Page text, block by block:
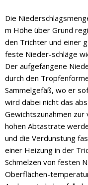
Die
m Höhe über Grund
den Trichter und einer
feste Nieder-schläge
Der aufgefangene
durch den
Sammelgefäß, wo er
wird dabei nicht das
Gewichtszunahmen
hohen Abtastrate
und die Verdunstung
einer Heizung in der
Schmelzen von festen
Oberflächen-